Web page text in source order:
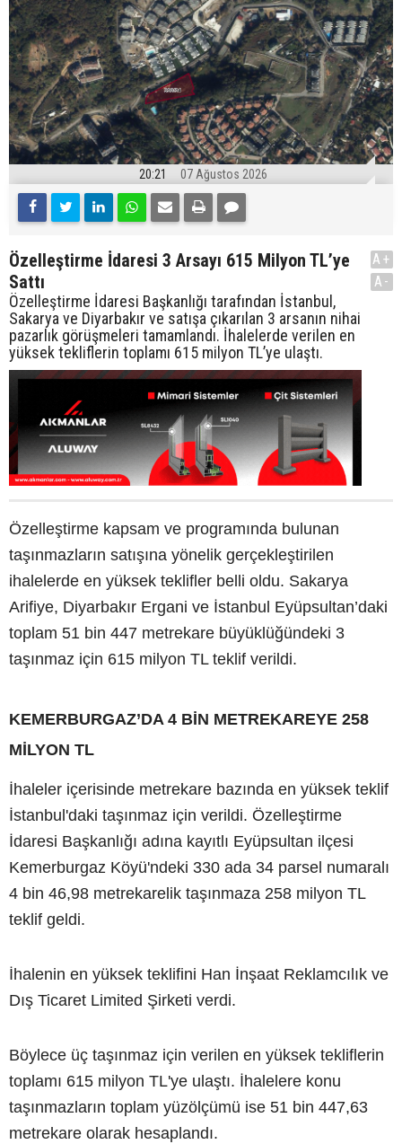
20:21 07 Ağustos 2026
Özelleştirme İdaresi 3 Arsayı 615 Milyon TL’ye
Sattı
Özelleştirme İdaresi Başkanlığı tarafından İstanbul,
Sakarya ve Diyarbakır ve satışa çıkarılan 3 arsanın nihai
pazarlık görüşmeleri tamamlandı. İhalelerde verilen en
yüksek tekliflerin toplamı 615 milyon TL’ye ulaştı.
A+
A-
Özelleştirme kapsam ve programında bulunan
taşınmazların satışına yönelik gerçekleştirilen
ihalelerde en yüksek teklifler belli oldu. Sakarya
Arifiye, Diyarbakır Ergani ve İstanbul Eyüpsultan’daki
toplam 51 bin 447 metrekare büyüklüğündeki 3
taşınmaz için 615 milyon TL teklif verildi.
KEMERBURGAZ’DA 4 BİN METREKAREYE 258
MİLYON TL
İhaleler içerisinde metrekare bazında en yüksek teklif
İstanbul'daki taşınmaz için verildi. Özelleştirme
İdaresi Başkanlığı adına kayıtlı Eyüpsultan ilçesi
Kemerburgaz Köyü'ndeki 330 ada 34 parsel numaralı
4 bin 46,98 metrekarelik taşınmaza 258 milyon TL
teklif geldi.
İhalenin en yüksek teklifini Han İnşaat Reklamcılık ve
Dış Ticaret Limited Şirketi verdi.
Böylece üç taşınmaz için verilen en yüksek tekliflerin
toplamı 615 milyon TL'ye ulaştı. İhalelere konu
taşınmazların toplam yüzölçümü ise 51 bin 447,63
metrekare olarak hesaplandı.